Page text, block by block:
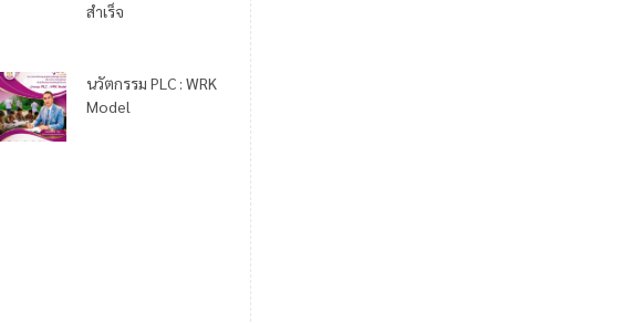
สำเร็จ
นวัตกรรม PLC : WRK
Model